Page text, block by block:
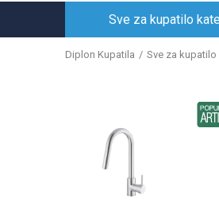
Sve za kupatilo
Diplon Kupatila Sve za kupatilo